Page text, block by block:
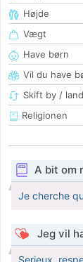
Højde
Vægt
Have børn
Vil du have
Skift by /
Religionen
A bit om
Je cherche
Jeg vil